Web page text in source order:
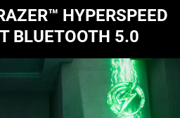
to
start
and
stop
the
HYPERSPEED
BLUETOOTH 5.0